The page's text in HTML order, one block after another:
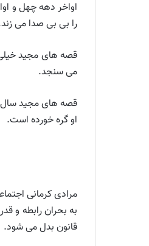
را بی بی صدا می
قصه های مجید
می سنجد.
قصه های مجید سال
او گره خورده است.
مرادی کرمانی
به بحران رابطه و
قانون بدل می شود.